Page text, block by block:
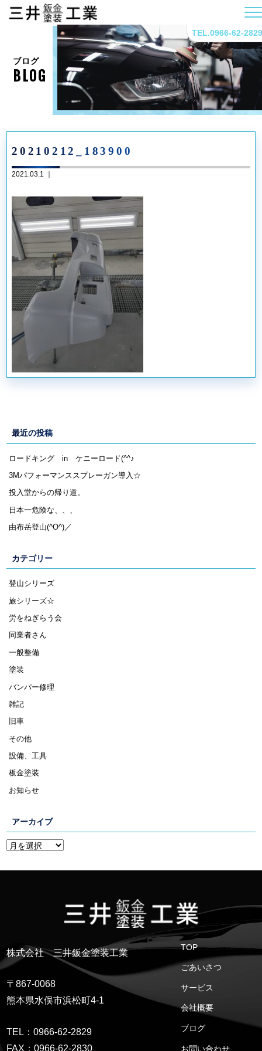
TEL.0966-62-2829
ブログ
BLOG
20210212_183900
2021.03.1 ｜
最近の投稿
ロードキング in ケニーロード(^^♪
3Mパフォーマンススプレーガン導入☆
投入堂からの帰り道。
日本一危険な、、、
由布岳登山(^O^)／
カテゴリー
登山シリーズ
旅シリーズ☆
労をねぎらう会
同業者さん
一般整備
塗装
バンパー修理
雑記
旧車
その他
設備、工具
板金塗装
お知らせ
アーカイブ
株式会社 三井鈑金塗装工業
〒867-0068
熊本県水俣市浜松町4-1
TEL：0966-62-2829
FAX：0966-62-2830
TOP
ごあいさつ
サービス
会社概要
ブログ
お問い合わせ